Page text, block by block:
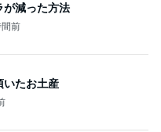
が減った方法
前
いたお土産